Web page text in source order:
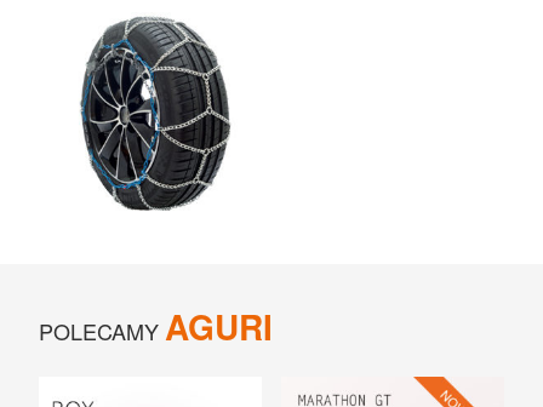
PLATFORMY ROWEROWE
BAGAŻNIKI BAZOWE
BOXY DACHOWE – BOXY NA DACH
UCHWYTY ROWEROWE NA DACH
FIRMA
POLECAMYAGURI